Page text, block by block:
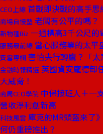
CEO上線 首戰即決戰的高手思
商場自慢塾 老闆有公平的嗎？
新物種Biz 一通標高3千公尺的
服務最前線 當心服務業的太平
費雪專欄 害怕央行轉鷹？「
金融時報精選 英國資安龐德卸
大威脅！
商周CEO學院 中保接班人＋一
營收淨利創新高
科技風雲 庫克的MR頭盔來了
何仍重磅推出？